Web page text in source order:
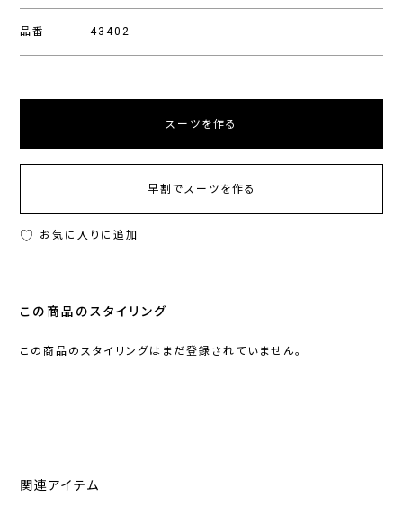
品番 43402
スーツを作る
早割でスーツを作る
お気に入りに追加
この商品のスタイリング
この商品のスタイリングはまだ登録されていません。
関連アイテム